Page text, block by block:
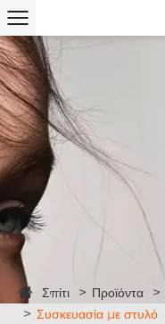
Σπίτι Προϊόντα
Συσκευασία με στυλό